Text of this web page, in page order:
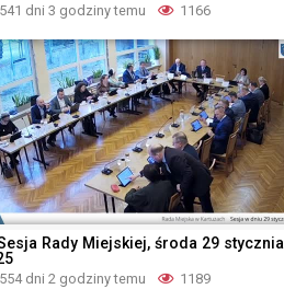
541 dni 3 godziny temu 1166
Rady Miejskiej, środa 29 stycznia
554 dni 2 godziny temu 1189